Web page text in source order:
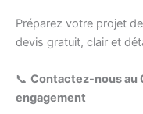
Préparez votre projet
devis gratuit, clair et
📞 Contactez-nous au
engagement